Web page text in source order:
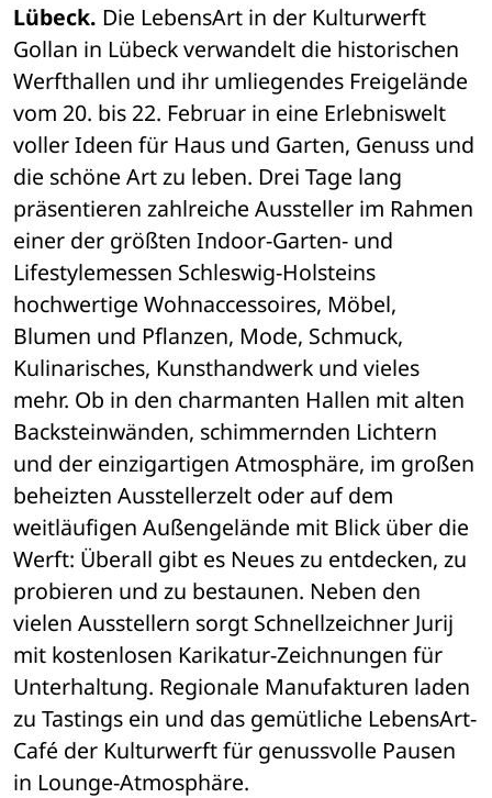
Lübeck. Die LebensArt in der Kulturwerft
Gollan in Lübeck verwandelt die historischen
Werfthallen und ihr umliegendes Freigelände
vom 20. bis 22. Februar in eine Erlebniswelt
voller Ideen für Haus und Garten, Genuss und
die schöne Art zu leben. Drei Tage lang
präsentieren zahlreiche Aussteller im Rahmen
einer der größten Indoor-Garten- und
Lifestylemessen Schleswig-Holsteins
hochwertige Wohnaccessoires, Möbel,
Blumen und Pflanzen, Mode, Schmuck,
Kulinarisches, Kunsthandwerk und vieles
mehr. Ob in den charmanten Hallen mit alten
Backsteinwänden, schimmernden Lichtern
und der einzigartigen Atmosphäre, im großen
beheizten Ausstellerzelt oder auf dem
weitläufigen Außengelände mit Blick über die
Werft: Überall gibt es Neues zu entdecken, zu
probieren und zu bestaunen. Neben den
vielen Ausstellern sorgt Schnellzeichner Jurij
mit kostenlosen Karikatur-Zeichnungen für
Unterhaltung. Regionale Manufakturen laden
zu Tastings ein und das gemütliche LebensArt-
Café der Kulturwerft für genussvolle Pausen
in Lounge-Atmosphäre.